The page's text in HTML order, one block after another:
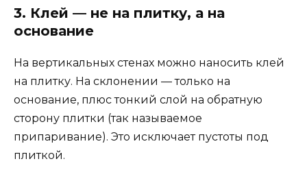
3. Клей — не на плитку, а на
основание
На вертикальных стенах можно наносить клей
на плитку. На склонении — только на
основание, плюс тонкий слой на обратную
сторону плитки (так называемое
припаривание). Это исключает пустоты под
плиткой.